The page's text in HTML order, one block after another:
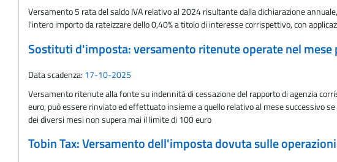
Versamento 5 rata del saldo IVA relativo al 2024 risultante dalla dichiarazione
l'intero importo da rateizzare dello 0,40% a titolo di interesse corrispettivo, con
Sostituti d'imposta: versamento ritenute operate nel mese
Data scadenza: 17-10-2025
Versamento ritenute alla fonte su indennità di cessazione del rapporto di agenzia
euro, può essere rinviato ed effettuato insieme a quello relativo al mese successivo
dei diversi mesi non supera mai il limite di 100 euro
Tobin Tax: Versamento dell'imposta dovuta sulle